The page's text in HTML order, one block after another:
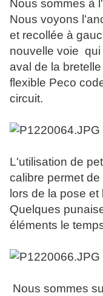
Nous sommes à
Nous voyons
et recollée à
nouvelle voie qui
aval de la
flexible Peco
circuit.
L'utilisation de
calibre permet
lors de la pose
Quelques
éléments le
Nous sommes